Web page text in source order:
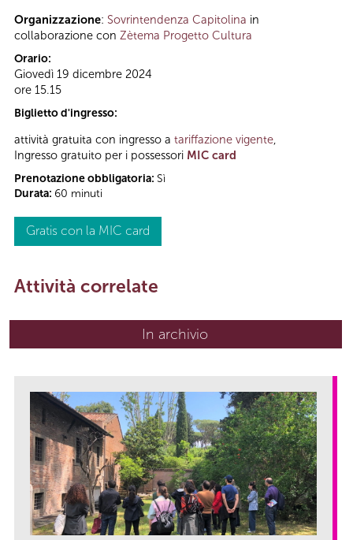
Organizzazione: Sovrintendenza Capitolina in
collaborazione con Zètema Progetto Cultura
Orario:
Giovedì 19 dicembre 2024
ore 15.15
Biglietto d'ingresso:
attività gratuita con ingresso a tariffazione vigente,
Ingresso gratuito per i possessori MIC card
Prenotazione obbligatoria: Sì
Durata: 60 minuti
Gratis con la MIC card
Attività correlate
In archivio